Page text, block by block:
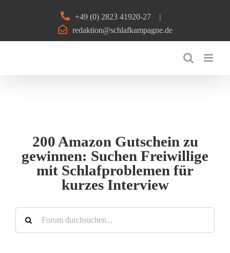
+49 (0) 2823 41920-27
|
redaktion@schlafkampagne.de
200 Amazon Gutschein zu
gewinnen: Suchen Freiwillige
mit Schlafproblemen für
kurzes Interview